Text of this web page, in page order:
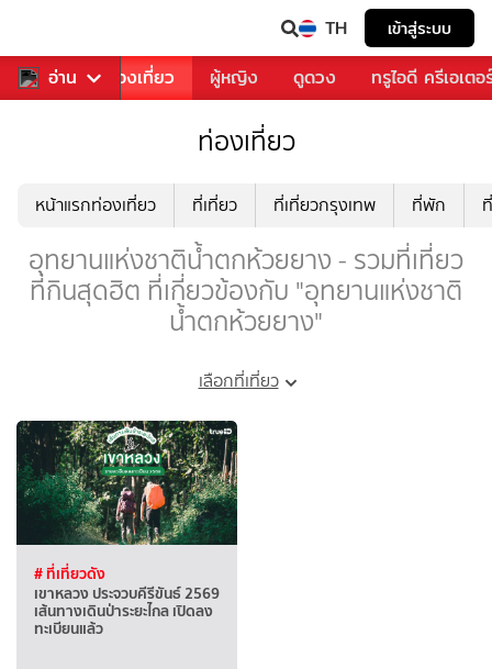
TH เข้าสู่ระบบ
อ่าน
อาหาร ท่องเที่ยว ผู้หญิง ดูดวง ทรูไอดี ครีเอเตอ
ท่องเที่ยว
หน้าแรกท่องเที่ยว ที่เที่ยว ที่เที่ยวกรุงเทพ ที่พัก
อุทยานแห่งชาติน้ำตกห้วยยาง - รวมที่เที่ยว
ที่กินสุดฮิต ที่เกี่ยวข้องกับ "อุทยานแห่งชาติ
น้ำตกห้วยยาง"
เลือกที่เที่ยว
# ที่เที่ยวดัง
เขาหลวง ประจวบคีรีขันธ์ 2569
เส้นทางเดินป่าระยะไกล เปิดลง
ทะเบียนแล้ว